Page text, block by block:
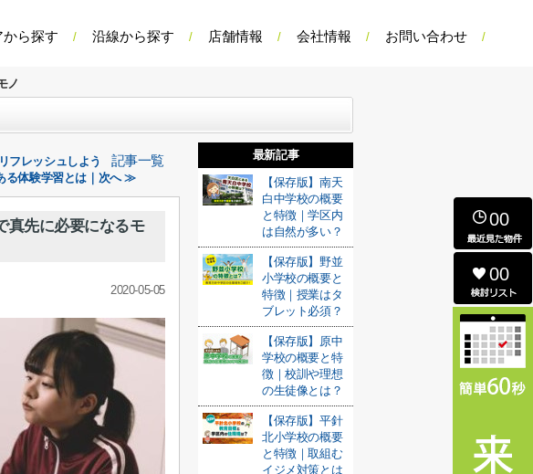
から探す 沿線から探す 店舗情報 会社情報 お問い合わせ
ノ
フレッシュしよう 記事一覧
る体験学習とは｜次へ ≫
真先に必要になるモ
2020-05-05
最新記事
【保存版】南天
白中学校の概要
と特徴｜学区内
は自然が多い？
【保存版】野並
小学校の概要と
特徴｜授業はタ
ブレット必須？
【保存版】原中
学校の概要と特
徴｜校訓や理想
の生徒像とは？
【保存版】平針
北小学校の概要
と特徴｜取組む
イジメ対策とは
00
00